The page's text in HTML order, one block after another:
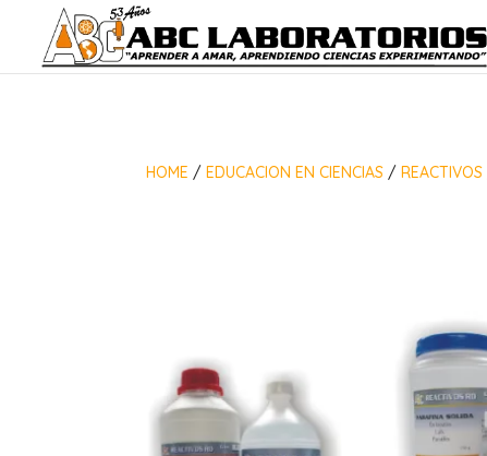
HOME /EDUCACION EN CIENCIAS /REACTIVOS